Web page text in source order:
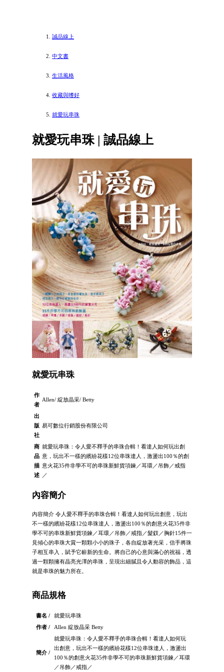
誠品線上
中文書
生活風格
收藏與嗜好
就愛玩串珠
就愛玩串珠 | 誠品線上
就愛玩串珠
作
者
Allen/ 綻放晶采/ Betty
出
版
社
易可數位行銷股份有限公司
商
品
描
述
就愛玩串珠：令人愛不釋手的串珠合輯！看達人如何玩出創
意，玩出不一樣的繽紛花樣12位串珠達人，激盪出100％的創
意火花35件非學不可的串珠新鮮貨項鍊／耳環／吊飾／戒指
／
內容簡介
內容簡介 令人愛不釋手的串珠合輯！看達人如何玩出創意，玩出
不一樣的繽紛花樣12位串珠達人，激盪出100％的創意火花35件非
學不可的串珠新鮮貨項鍊／耳環／吊飾／戒指／髮釵／胸針15件一
見傾心的串珠大賞一顆顆小小的珠子，各自綻放著光采，信手將珠
子相互串入，賦予它嶄新的生命。將自己的心意與滿心的祝福，透
過一顆顆擁有晶亮光澤的串珠，呈現出細膩且令人動容的飾品，這
就是串珠的魅力所在。
商品規格
書名 /
就愛玩串珠
作者 /
Allen 綻放晶采 Betty
簡介 /
就愛玩串珠：令人愛不釋手的串珠合輯！看達人如何玩
出創意，玩出不一樣的繽紛花樣12位串珠達人，激盪出
100％的創意火花35件非學不可的串珠新鮮貨項鍊／耳環
／吊飾／戒指／